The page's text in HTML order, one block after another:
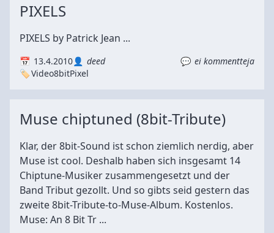
PIXELS
PIXELS by Patrick Jean ...
13.4.2010 deed
ei kommentteja
Video8bitPixel
Muse chiptuned (8bit-Tribute)
Klar, der 8bit-Sound ist schon ziemlich nerdig, aber
Muse ist cool. Deshalb haben sich insgesamt 14
Chiptune-Musiker zusammengesetzt und der
Band Tribut gezollt. Und so gibts seid gestern das
zweite 8bit-Tribute-to-Muse-Album. Kostenlos.
Muse: An 8 Bit Tr ...